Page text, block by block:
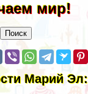
мир!
Марий Эл: